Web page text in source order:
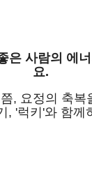
은 사람의 에
요.
, 요정의 축복
, '럭키'와 함께